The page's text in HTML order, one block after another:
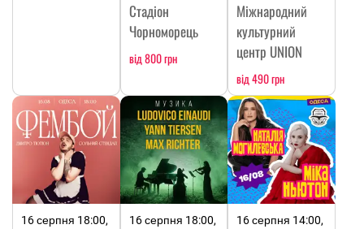
Стадіон
Чорноморець
від 800 грн
Міжнародний
культурний
центр UNION
від 490 грн
16 серпня 18:00,
16 серпня 18:00,
16 серпня 14:00,